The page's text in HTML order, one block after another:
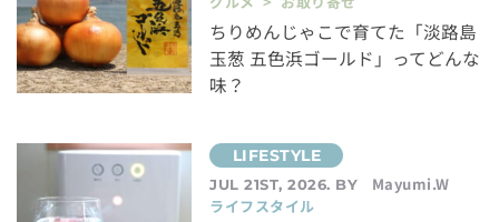
ちりめんじゃこで育てた「淡路島
玉葱 五色浜ゴールド」ってどんな
味？
JUL 21ST, 2026. BY
Mayumi.W
ライフスタイル